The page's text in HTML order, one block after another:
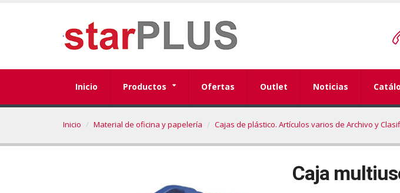
Inicio Productos Ofertas Outlet Noticias
Inicio Material de oficina y papelería Cajas de plástico. Artículos varios de Archivo y
Caja